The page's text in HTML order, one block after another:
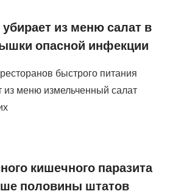
из меню салат в
опасной инфекции
быстрого питания
из меню измельченный салат
кишечного паразита
половины штатов